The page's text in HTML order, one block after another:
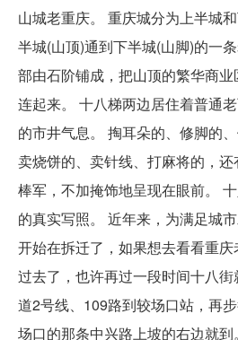
山城老重庆。 重庆城分为上半城
半城(山顶)通到下半城(山脚)的一
部由石阶铺成，把山顶的繁华商
连起来。 十八梯两边居住着普通
的市井气息。 掏耳朵的、修脚的
卖烧饼的、卖针线、打麻将的，
棒军，不加掩饰地呈现在眼前。
的真实写照。 近年来，为满足城
开始在拆迁了，如果想去看看重
过去了，也许再过一段时间十八
道2号线、109路到较场口站，再
场口的那条中兴路上坡的右边就